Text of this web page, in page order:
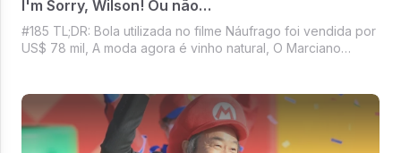
I'm Sorry, Wilson! Ou não…
#185 TL;DR: Bola utilizada no filme Náufrago foi vendida por
US$ 78 mil, A moda agora é vinho natural, O Marciano
a dica de filme dessa semana